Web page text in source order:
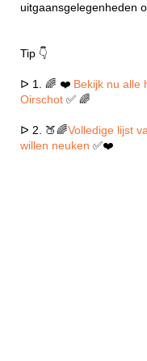
uitgaansgelegenheden
Tip 👇
ᐅ 1. 🌈 ❤️ Bekijk nu alle
Oirschot ✅ 🌈
ᐅ 2. 🍑🌈Volledige lijst
willen neuken ✅❤️